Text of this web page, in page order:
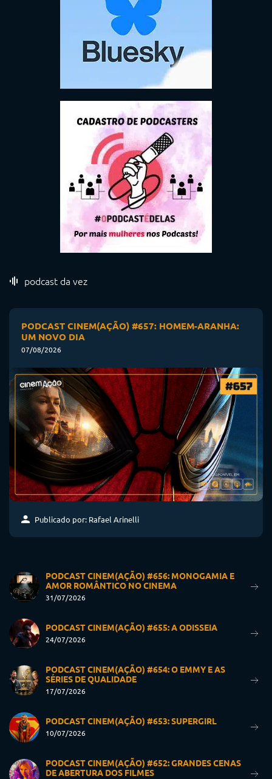
podcast da vez
PODCAST CINEM(AÇÃO) #657: HOMEM-ARANHA:
UM NOVO DIA
07/08/2026
Publicado por: Rafael Arinelli
PODCAST CINEM(AÇÃO) #656: MONOGAMIA E
AMOR ROMÂNTICO NO CINEMA
31/07/2026
PODCAST CINEM(AÇÃO) #655: A ODISSEIA
24/07/2026
PODCAST CINEM(AÇÃO) #654: O EMMY E AS
SÉRIES DE QUALIDADE
17/07/2026
PODCAST CINEM(AÇÃO) #653: SUPERGIRL
10/07/2026
PODCAST CINEM(AÇÃO) #652: GRANDES CENAS
DE ABERTURA DOS FILMES